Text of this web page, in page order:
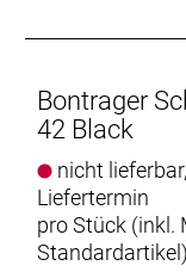
Bontrager
42 Black
nicht
Liefertermin
pro Stück (inkl.
Standardartikel)